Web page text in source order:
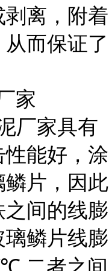
离，附着
而保证了
厂家具有
能好，涂
鳞片，因此
间的线膨
鳞片线膨